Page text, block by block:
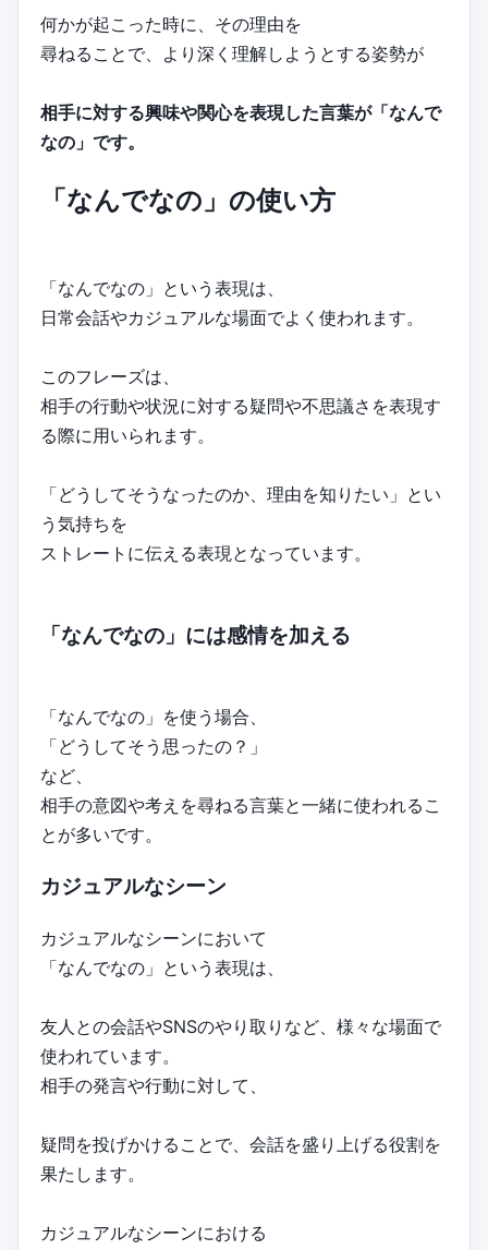
何かが起こった時に、その理由を
尋ねることで、より深く理解しようとする姿勢が
相手に対する興味や関心を表現した言葉が「なんで
なの」です。
「なんでなの」の使い方
「なんでなの」という表現は、
日常会話やカジュアルな場面でよく使われます。
このフレーズは、
相手の行動や状況に対する疑問や不思議さを表現す
る際に用いられます。
「どうしてそうなったのか、理由を知りたい」とい
う気持ちを
ストレートに伝える表現となっています。
「なんでなの」には感情を加える
「なんでなの」を使う場合、
「どうしてそう思ったの？」
など、
相手の意図や考えを尋ねる言葉と一緒に使われるこ
とが多いです。
カジュアルなシーン
カジュアルなシーンにおいて
「なんでなの」という表現は、
友人との会話やSNSのやり取りなど、様々な場面で
使われています。
相手の発言や行動に対して、
疑問を投げかけることで、会話を盛り上げる役割を
果たします。
カジュアルなシーンにおける